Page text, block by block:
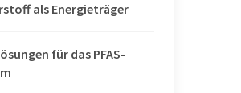
als Energieträger
für das PFAS-